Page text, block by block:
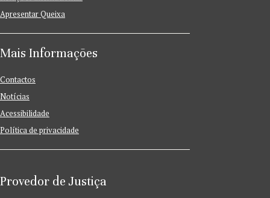
Apresentar Queixa
Mais Informações
Contactos
Notícias
Acessibilidade
Política de privacidade
Provedor de Justiça